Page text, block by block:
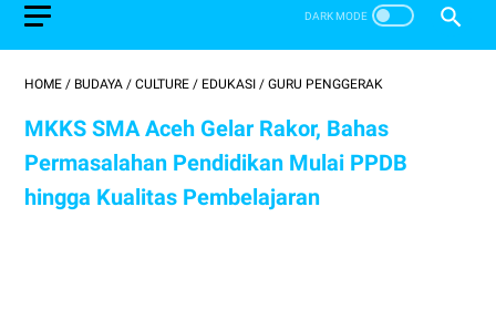
HOME / BUDAYA / CULTURE / EDUKASI / GURU PENGGERAK
MKKS SMA Aceh Gelar Rakor, Bahas
Permasalahan Pendidikan Mulai PPDB
hingga Kualitas Pembelajaran